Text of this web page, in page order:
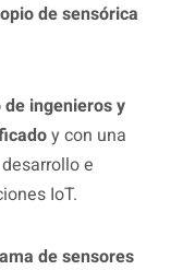
de sensórica
de ingenieros y
y con una
e
IoT.
de sensores